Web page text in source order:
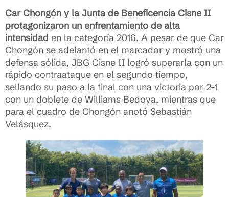
Car Chongón y la Junta de Beneficencia Cisne II
protagonizaron un enfrentamiento de alta
intensidad en la categoría 2016. A pesar de que Car
Chongón se adelantó en el marcador y mostró una
defensa sólida, JBG Cisne II logró superarla con un
rápido contraataque en el segundo tiempo,
sellando su paso a la final con una victoria por 2-1
con un doblete de Williams Bedoya, mientras que
para el cuadro de Chongón anotó Sebastián
Velásquez.